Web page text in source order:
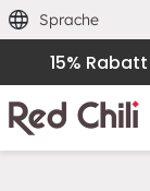
Sprache
15% Rabatt